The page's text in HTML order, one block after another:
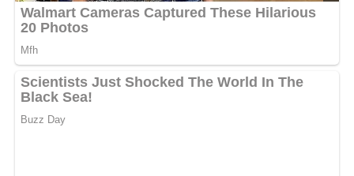
1 kg Kartoffeln
1 schwarzer Winterrettich
1 Zwiebel
4 Eßlöffel saure Sahne
Öl
Salz
Zucker